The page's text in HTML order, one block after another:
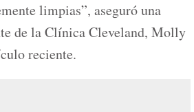
limpias”, aseguró una
de la Clínica Cleveland, Molly
reciente.